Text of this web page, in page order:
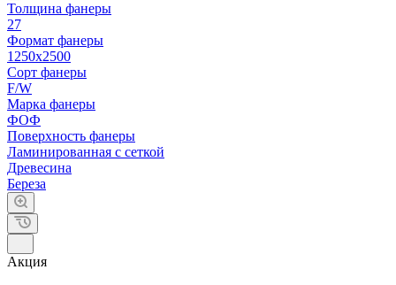
Толщина фанеры
27
Формат фанеры
1250х2500
Сорт фанеры
F/W
Марка фанеры
ФОФ
Поверхность фанеры
Ламинированная с сеткой
Древесина
Береза
Акция